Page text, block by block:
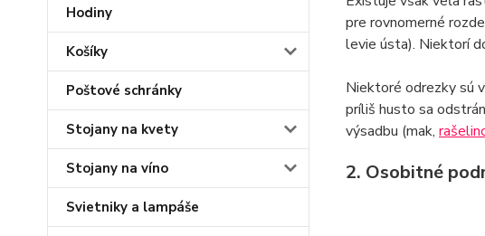
Hodiny
Košíky
Poštové schránky
Stojany na kvety
Stojany na víno
Svietniky a lampáše
pre rovnomerné
levie ústa). Niektorí
Niektoré odrezky sú
príliš husto sa
výsadbu (mak,
2. Osobitné